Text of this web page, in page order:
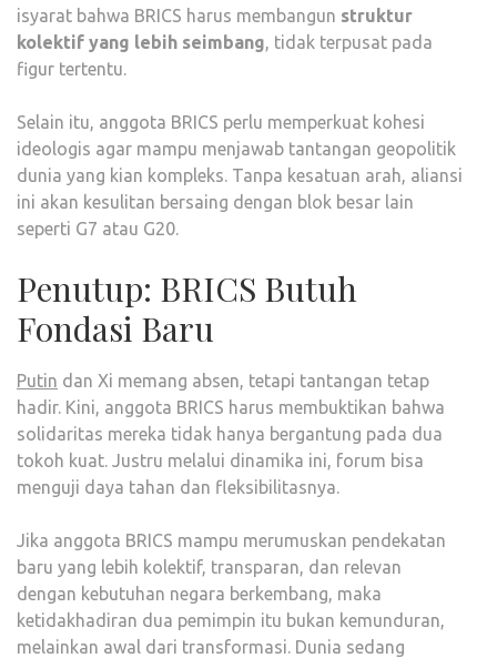
isyarat bahwa BRICS harus membangun struktur
kolektif yang lebih seimbang, tidak terpusat pada
figur tertentu.
Selain itu, anggota BRICS perlu memperkuat kohesi
ideologis agar mampu menjawab tantangan geopolitik
dunia yang kian kompleks. Tanpa kesatuan arah, aliansi
ini akan kesulitan bersaing dengan blok besar lain
seperti G7 atau G20.
Penutup: BRICS Butuh
Fondasi Baru
Putin dan Xi memang absen, tetapi tantangan tetap
hadir. Kini, anggota BRICS harus membuktikan bahwa
solidaritas mereka tidak hanya bergantung pada dua
tokoh kuat. Justru melalui dinamika ini, forum bisa
menguji daya tahan dan fleksibilitasnya.
Jika anggota BRICS mampu merumuskan pendekatan
baru yang lebih kolektif, transparan, dan relevan
dengan kebutuhan negara berkembang, maka
ketidakhadiran dua pemimpin itu bukan kemunduran,
melainkan awal dari transformasi. Dunia sedang